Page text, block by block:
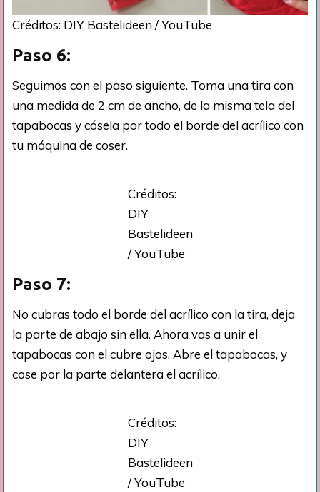
Créditos: DIY Bastelideen / YouTube
Paso 6:
Seguimos con el paso siguiente. Toma una tira con
una medida de 2 cm de ancho, de la misma tela del
tapabocas y cósela por todo el borde del acrílico con
tu máquina de coser.
Créditos:
DIY
Bastelideen
/ YouTube
Paso 7:
No cubras todo el borde del acrílico con la tira, deja
la parte de abajo sin ella. Ahora vas a unir el
tapabocas con el cubre ojos. Abre el tapabocas, y
cose por la parte delantera el acrílico.
Créditos:
DIY
Bastelideen
/ YouTube